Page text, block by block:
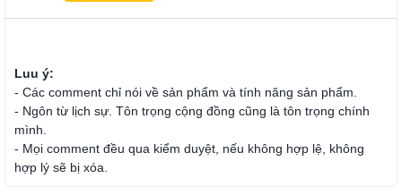
Luu ý:
- Các comment chỉ nói về sản phẩm và tính năng sản phẩm.
- Ngôn từ lịch sự. Tôn trọng cộng đồng cũng là tôn trọng chính
mình.
- Mọi comment đều qua kiểm duyệt, nếu không hợp lệ, không
hợp lý sẽ bị xóa.